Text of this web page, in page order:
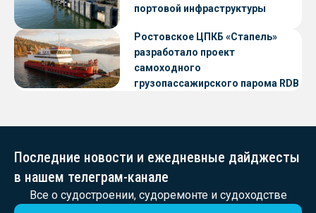
портовой инфраструктуры
Ростовское ЦПКБ «Стапель»
разработало проект
самоходного
грузопассажирского парома RDB
Последние новости и ежедневные дайджесты
в нашем телеграм-канале
Все о судостроении, судоремонте и судоходстве